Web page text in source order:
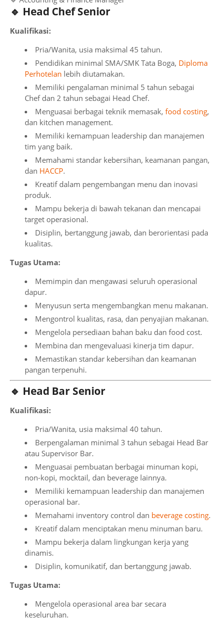
🔹 Head Chef Senior
Kualifikasi:
Pria/Wanita, usia maksimal 45 tahun.
Pendidikan minimal SMA/SMK Tata Boga, Diploma
Perhotelan lebih diutamakan.
Memiliki pengalaman minimal 5 tahun sebagai
Chef dan 2 tahun sebagai Head Chef.
Menguasai berbagai teknik memasak, food costing,
dan kitchen management.
Memiliki kemampuan leadership dan manajemen
tim yang baik.
Memahami standar kebersihan, keamanan pangan,
dan HACCP.
Kreatif dalam pengembangan menu dan inovasi
produk.
Mampu bekerja di bawah tekanan dan mencapai
target operasional.
Disiplin, bertanggung jawab, dan berorientasi pada
kualitas.
Tugas Utama:
Memimpin dan mengawasi seluruh operasional
dapur.
Menyusun serta mengembangkan menu makanan.
Mengontrol kualitas, rasa, dan penyajian makanan.
Mengelola persediaan bahan baku dan food cost.
Membina dan mengevaluasi kinerja tim dapur.
Memastikan standar kebersihan dan keamanan
pangan terpenuhi.
🔹 Head Bar Senior
Kualifikasi:
Pria/Wanita, usia maksimal 40 tahun.
Berpengalaman minimal 3 tahun sebagai Head Bar
atau Supervisor Bar.
Menguasai pembuatan berbagai minuman kopi,
non-kopi, mocktail, dan beverage lainnya.
Memiliki kemampuan leadership dan manajemen
operasional bar.
Memahami inventory control dan beverage costing.
Kreatif dalam menciptakan menu minuman baru.
Mampu bekerja dalam lingkungan kerja yang
dinamis.
Disiplin, komunikatif, dan bertanggung jawab.
Tugas Utama:
Mengelola operasional area bar secara
keseluruhan.